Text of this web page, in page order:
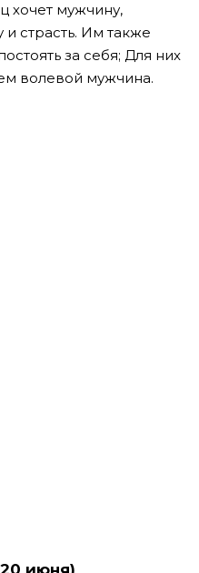
хочет мужчину,
страсть. Им также
за себя; Для них
волевой мужчина.
июня)